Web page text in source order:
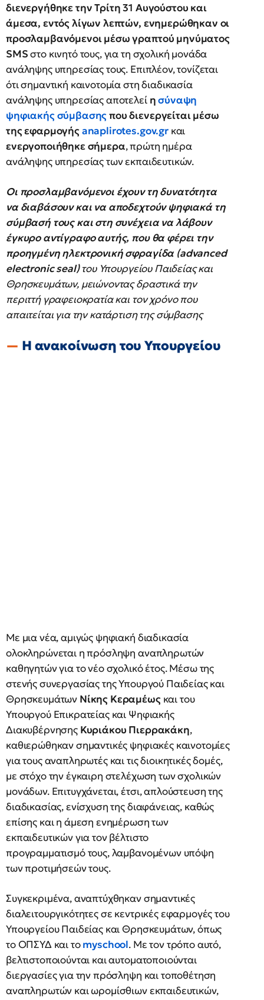
διενεργήθηκε την Τρίτη 31 Αυγούστου και
άμεσα, εντός λίγων λεπτών, ενημερώθηκαν οι
προσλαμβανόμενοι μέσω γραπτού μηνύματος
SMSστο κινητό τους, για τη σχολική μονάδα
ανάληψης υπηρεσίας τους. Επιπλέον, τονίζεται
ότι σημαντική καινοτομία στη διαδικασία
ανάληψης υπηρεσίας αποτελεί ησύναψη
ψηφιακής σύμβασηςπου διενεργείται μέσω
της εφαρμογήςanaplirotes.gov.grκαι
ενεργοποιήθηκε σήμερα, πρώτη ημέρα
ανάληψης υπηρεσίας των εκπαιδευτικών.
Οι προσλαμβανόμενοι έχουν τη δυνατότητα
να διαβάσουν και να αποδεχτούν ψηφιακά τη
σύμβασή τους και στη συνέχεια να λάβουν
έγκυρο αντίγραφο αυτής, που θα φέρει την
προηγμένη ηλεκτρονική σφραγίδα (advanced
electronic seal)του Υπουργείου Παιδείας και
Θρησκευμάτων, μειώνοντας δραστικά την
περιττή γραφειοκρατία και τον χρόνο που
απαιτείται για την κατάρτιση της σύμβασης
Η ανακοίνωση του Υπουργείου
Με μια νέα, αμιγώς ψηφιακή διαδικασία
ολοκληρώνεται η πρόσληψη αναπληρωτών
καθηγητών για το νέο σχολικό έτος. Μέσω της
στενής συνεργασίας της Υπουργού Παιδείας και
Θρησκευμάτων Νίκης Κεραμέωςκαι του
Υπουργού Επικρατείας και Ψηφιακής
Διακυβέρνησης Κυριάκου Πιερρακάκη,
καθιερώθηκαν σημαντικές ψηφιακές καινοτομίες
για τους αναπληρωτές και τις διοικητικές δομές,
με στόχο την έγκαιρη στελέχωση των σχολικών
μονάδων. Επιτυγχάνεται, έτσι, απλούστευση της
διαδικασίας, ενίσχυση της διαφάνειας, καθώς
επίσης και η άμεση ενημέρωση των
εκπαιδευτικών για τον βέλτιστο
προγραμματισμό τους, λαμβανομένων υπόψη
των προτιμήσεών τους.
Συγκεκριμένα, αναπτύχθηκαν σημαντικές
διαλειτουργικότητες σε κεντρικές εφαρμογές του
Υπουργείου Παιδείας και Θρησκευμάτων, όπως
το ΟΠΣΥΔ και τοmyschool. Με τον τρόπο αυτό,
βελτιστοποιούνται και αυτοματοποιούνται
διεργασίες για την πρόσληψη και τοποθέτηση
αναπληρωτών και ωρομίσθιων εκπαιδευτικών,